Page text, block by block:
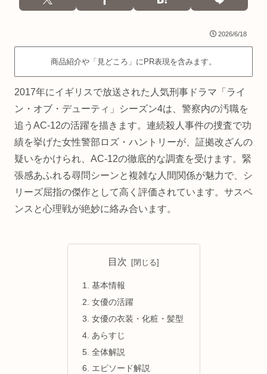
2026/6/18
商品紹介や「見どころ」にPR表現を含みます。
2017年にイギリスで放送された人気刑事ドラマ「ライ
ン・オブ・デューティ」シーズン4は、警察内の汚職を
追うAC-12の活躍を描きます。連続殺人事件の捜査で功
績を挙げた女性警部ロズ・ハントリーが、証拠改ざんの
疑いをかけられ、AC-12の徹底的な調査を受けます。緊
張感あふれる尋問シーンと複雑な人間関係が魅力で、シ
リーズ屈指の傑作として高く評価されています。サスペ
ンスと心理戦が絶妙に絡み合います。
目次
基本情報
女優の活躍
女優の衣装・化粧・髪型
あらすじ
全体解説
エピソード解説